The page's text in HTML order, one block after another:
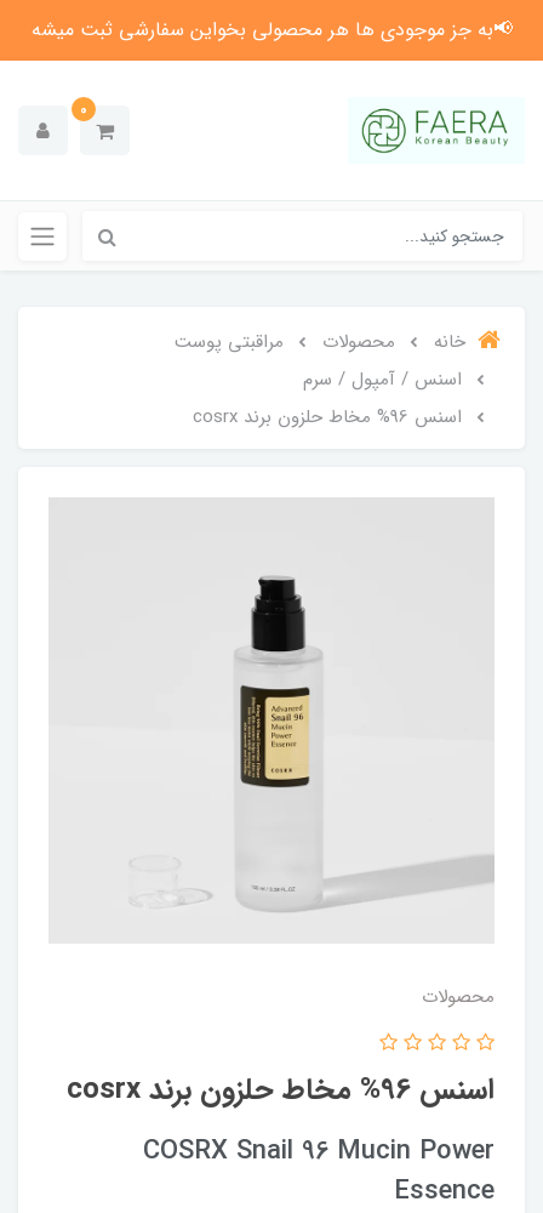
📢به جز موجودی ها هر محصولی بخواین سفارشی ثبت میشه
0
خانه محصولات
مراقبتی پوست
اسنس / آمپول / سرم
اسنس 96% مخاط حلزون برند cosrx
محصولات
اسنس 96% مخاط حلزون برند cosrx
COSRX Snail 96 Mucin Power
Essence